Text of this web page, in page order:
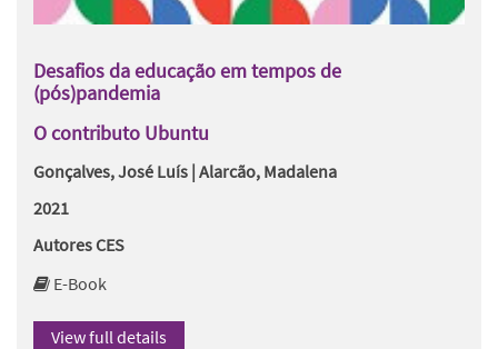
Desafios da educação em tempos de
(pós)pandemia
O contributo Ubuntu
Gonçalves, José Luís | Alarcão, Madalena
2021
Autores CES
E-Book
View full details